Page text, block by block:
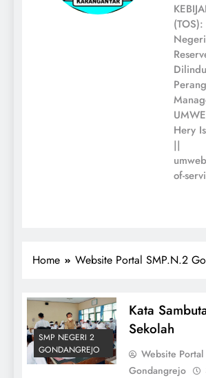
Hery
||
of-
Home Website Portal SMP.N.2
SMP NEGERI 2
GONDANGREJO
Kata
Sekolah
Website Portal
Gondangrejo